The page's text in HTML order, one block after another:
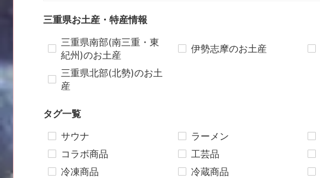
三重県お土産・特産情報
三重県南部(南三重・東
紀州)のお土産
伊勢志摩のお土産
三重県北部(北勢)のお土
産
タグ一覧
サウナ
ラーメン
コラボ商品
工芸品
冷凍商品
冷蔵商品